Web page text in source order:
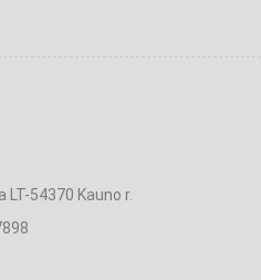
54370 Kauno r.